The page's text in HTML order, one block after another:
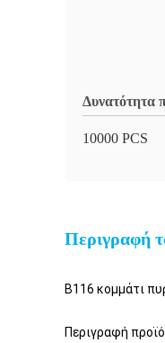
Δυνατότητα
10000 PCS
Περιγραφή
B116 κομμάτι
Περιγραφή